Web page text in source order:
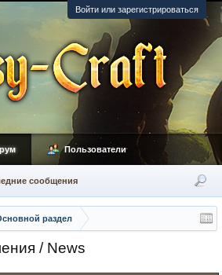
Войти или зарегистрироваться
раздел
/ News
сообщения
Пользователи